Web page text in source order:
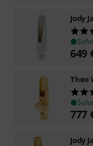
Jody
649
Theo
777
Jody